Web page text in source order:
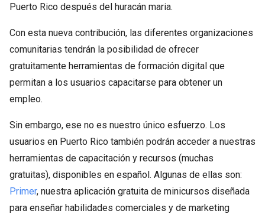
Puerto Rico después del huracán maria.
Con esta nueva contribución, las diferentes organizaciones
comunitarias tendrán la posibilidad de ofrecer
gratuitamente herramientas de formación digital que
permitan a los usuarios capacitarse para obtener un
empleo.
Sin embargo, ese no es nuestro único esfuerzo. Los
usuarios en Puerto Rico también podrán acceder a nuestras
herramientas de capacitación y recursos (muchas
gratuitas), disponibles en español. Algunas de ellas son:
Primer, nuestra aplicación gratuita de minicursos diseñada
para enseñar habilidades comerciales y de marketing